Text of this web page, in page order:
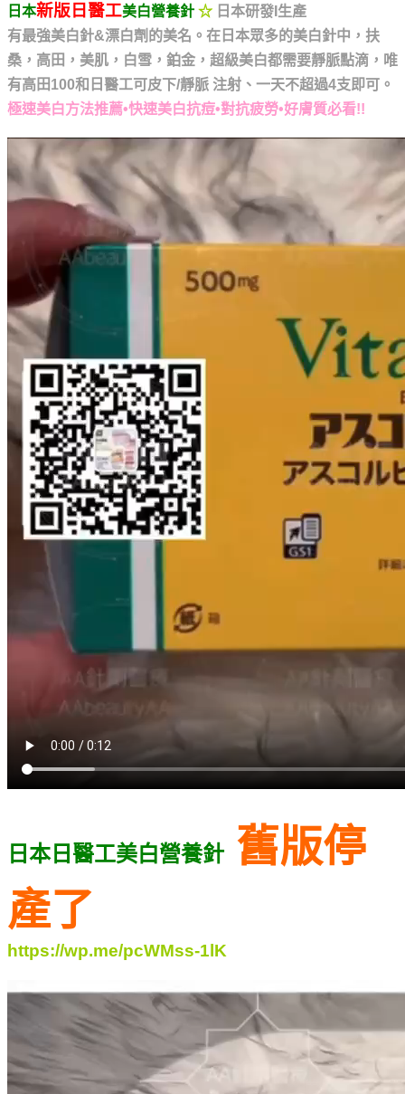
日本新版日醫工美白營養針 ☆ 日本研發I生產
有最強美白針&漂白劑的美名。在日本眾多的美白針中，扶
桑，高田，美肌，白雪，鉑金，超級美白都需要靜脈點滴，唯
有高田100和日醫工可皮下/靜脈 注射、一天不超過4支即可。
極速美白方法推薦•快速美白抗痘•對抗疲勞•好膚質必看!!
日本日醫工美白營養針 舊版停
產了
https://wp.me/pcWMss-1lK